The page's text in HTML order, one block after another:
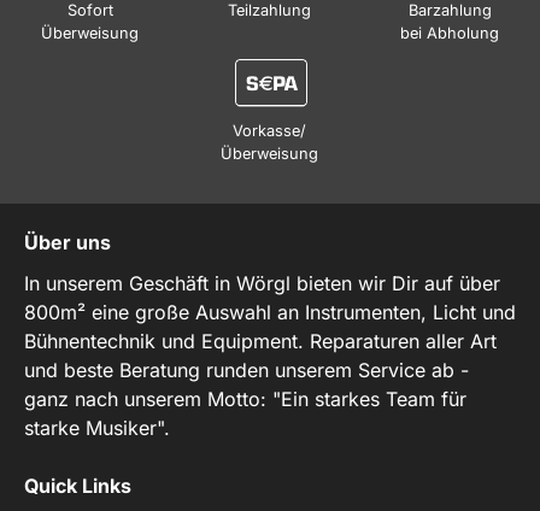
Sofort
Überweisung
Teilzahlung
Barzahlung
bei Abholung
Vorkasse/
Überweisung
Über uns
In unserem Geschäft in Wörgl bieten wir Dir auf über
800m² eine große Auswahl an Instrumenten, Licht und
Bühnentechnik und Equipment. Reparaturen aller Art
und beste Beratung runden unserem Service ab -
ganz nach unserem Motto: "Ein starkes Team für
starke Musiker".
Quick Links